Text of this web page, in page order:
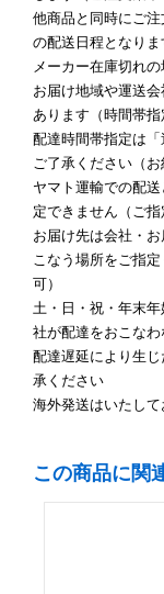
他商品と同時にご
の配送日程となりま
メーカー在庫切れ
お届け地域や運送
あります（時間帯指
配達時間帯指定は
ご了承ください（お
ヤマト運輸での配
定できません（ご指
お届け先は会社・
こなう場所をご指
可）
土・日・祝・年末
社が配達をおこな
配達遅延により生
承ください
海外発送はいたし
この商品に関